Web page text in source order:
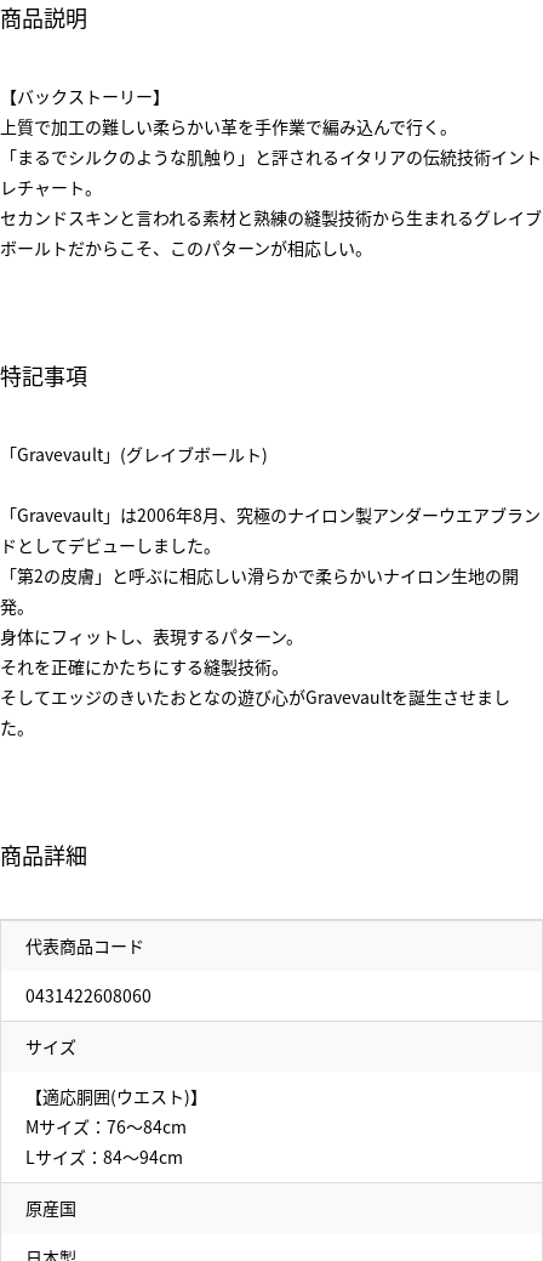
商品説明
【バックストーリー】
上質で加工の難しい柔らかい革を手作業で編み込んで行く。
「まるでシルクのような肌触り」と評されるイタリアの伝統技術イント
レチャート。
セカンドスキンと言われる素材と熟練の縫製技術から生まれるグレイブ
ボールトだからこそ、このパターンが相応しい。
特記事項
「Gravevault」(グレイブボールト)
「Gravevault」は2006年8月、究極のナイロン製アンダーウエアブラン
ドとしてデビューしました。
「第2の皮膚」と呼ぶに相応しい滑らかで柔らかいナイロン生地の開
発。
身体にフィットし、表現するパターン。
それを正確にかたちにする縫製技術。
そしてエッジのきいたおとなの遊び心がGravevaultを誕生させまし
た。
商品詳細
代表商品コード
0431422608060
サイズ
【適応胴囲(ウエスト)】
Mサイズ：76～84cm
Lサイズ：84～94cm
原産国